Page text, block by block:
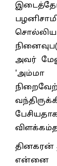
அவர்
'அம்மா
தினகரன்
என்னை